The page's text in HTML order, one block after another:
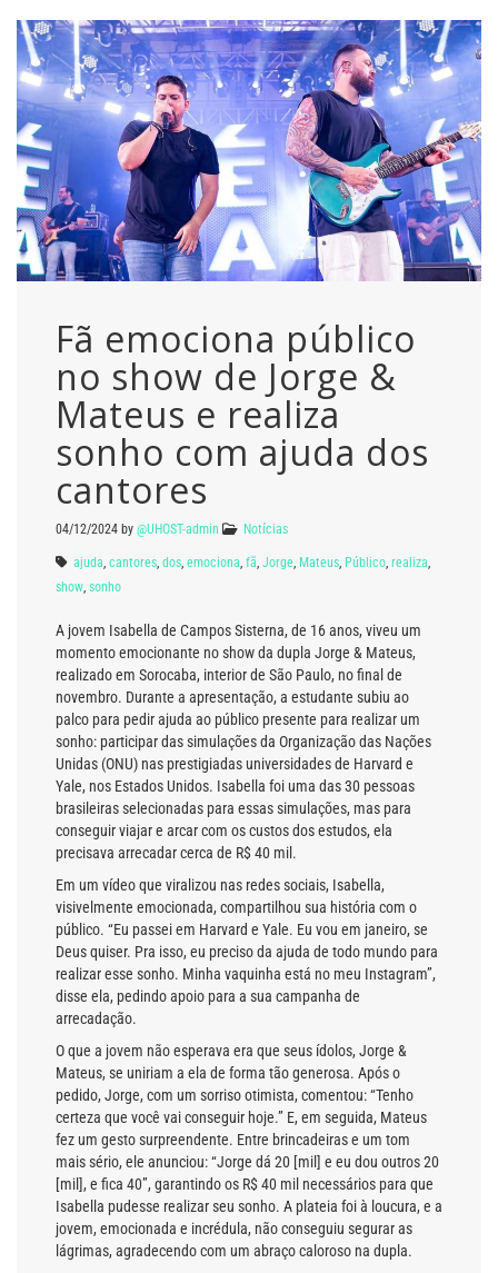
Fã emociona público
no show de Jorge &
Mateus e realiza
sonho com ajuda dos
cantores
04/12/2024 by @UHOST-admin Notícias
ajuda cantores dos emociona fã Jorge Mateus Público realiza
show sonho
A jovem Isabella de Campos Sisterna, de 16 anos, viveu um
momento emocionante no show da dupla Jorge & Mateus,
realizado em Sorocaba, interior de São Paulo, no final de
novembro. Durante a apresentação, a estudante subiu ao
palco para pedir ajuda ao público presente para realizar um
sonho: participar das simulações da Organização das Nações
Unidas (ONU) nas prestigiadas universidades de Harvard e
Yale, nos Estados Unidos. Isabella foi uma das 30 pessoas
brasileiras selecionadas para essas simulações, mas para
conseguir viajar e arcar com os custos dos estudos, ela
precisava arrecadar cerca de R$ 40 mil.
Em um vídeo que viralizou nas redes sociais, Isabella,
visivelmente emocionada, compartilhou sua história com o
público. “Eu passei em Harvard e Yale. Eu vou em janeiro, se
Deus quiser. Pra isso, eu preciso da ajuda de todo mundo para
realizar esse sonho. Minha vaquinha está no meu Instagram”,
disse ela, pedindo apoio para a sua campanha de
arrecadação.
O que a jovem não esperava era que seus ídolos, Jorge &
Mateus, se uniriam a ela de forma tão generosa. Após o
pedido, Jorge, com um sorriso otimista, comentou: “Tenho
certeza que você vai conseguir hoje.” E, em seguida, Mateus
fez um gesto surpreendente. Entre brincadeiras e um tom
mais sério, ele anunciou: “Jorge dá 20 [mil] e eu dou outros 20
[mil], e fica 40”, garantindo os R$ 40 mil necessários para que
Isabella pudesse realizar seu sonho. A plateia foi à loucura, e a
jovem, emocionada e incrédula, não conseguiu segurar as
lágrimas, agradecendo com um abraço caloroso na dupla.